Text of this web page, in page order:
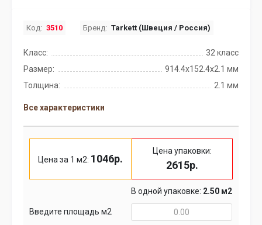
Код: 3510 Бренд: Tarkett (Швеция / Россия)
Класс:
32 класс
Размер:
914.4x152.4х2.1 мм
Толщина:
2.1 мм
Все характеристики
Цена за 1 м2: 1046р.
Цена упаковки:
2615р.
В одной упаковке: 2.50 м2
Введите площадь м2